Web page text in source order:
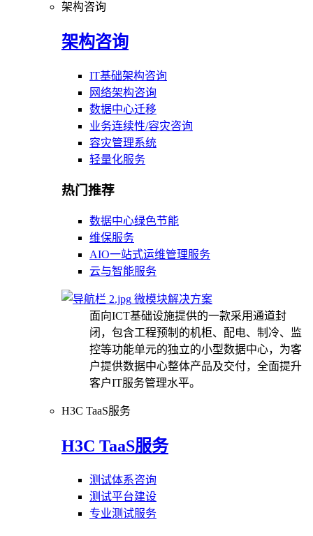
架构咨询
架构咨询
IT基础架构咨询
网络架构咨询
数据中心迁移
业务连续性/容灾咨询
容灾管理系统
轻量化服务
热门推荐
数据中心绿色节能
维保服务
AIO一站式运维管理服务
云与智能服务
微模块解决方案
面向ICT基础设施提供的一款采用通道封
闭，包含工程预制的机柜、配电、制冷、监
控等功能单元的独立的小型数据中心，为客
户提供数据中心整体产品及交付，全面提升
客户IT服务管理水平。
H3C TaaS服务
H3C TaaS服务
测试体系咨询
测试平台建设
专业测试服务